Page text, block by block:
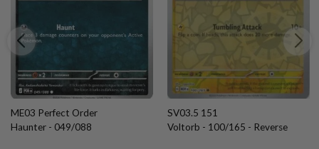
ME03 Perfect Order
Haunter - 049/088
SV03.5 151
Voltorb - 100/165 - Reverse